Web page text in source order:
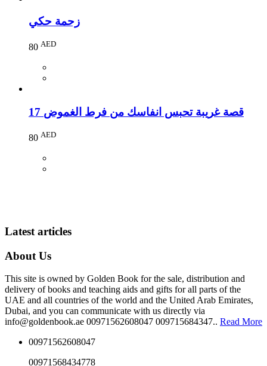
زحمة حكي
80 AED
17 قصة غريبة تحبس انفاسك من فرط الغموض
80 AED
Latest articles
About Us
This site is owned by Golden Book for the sale, distribution and
delivery of books and teaching aids and gifts for all parts of the
UAE and all countries of the world and the United Arab Emirates,
Dubai, and you can communicate with us directly via
info@goldenbook.ae 00971562608047 009715684347.. Read More
00971562608047
00971568434778